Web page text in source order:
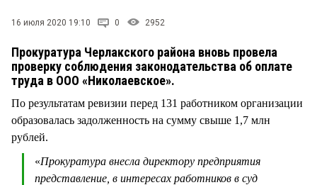
16 июля 2020 19:10 0 2952
Прокуратура Черлакского района вновь провела
проверку соблюдения законодательства об оплате
труда в ООО «Николаевское».
По результатам ревизии перед 131 работником организации
образовалась задолженность на сумму свыше 1,7 млн
рублей.
«Прокуратура внесла директору предприятия
представление, в интересах работников в суд